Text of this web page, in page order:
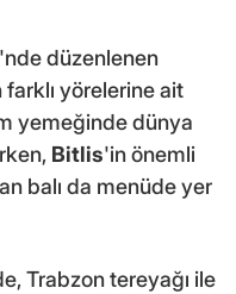
'nde düzenlenen
yörelerine ait
yemeğinde dünya
Bitlis'in önemli
balı da menüde yer
Trabzon tereyağı ile